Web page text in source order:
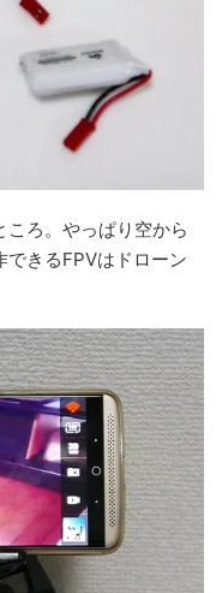
ろ。やっぱり空から
きるFPVはドローン